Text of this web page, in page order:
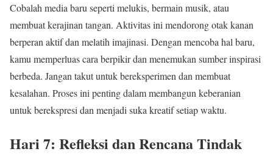
Cobalah media baru seperti melukis, bermain musik, atau
membuat kerajinan tangan. Aktivitas ini mendorong otak kanan
berperan aktif dan melatih imajinasi. Dengan mencoba hal baru,
kamu memperluas cara berpikir dan menemukan sumber inspirasi
berbeda. Jangan takut untuk bereksperimen dan membuat
kesalahan. Proses ini penting dalam membangun keberanian
untuk berekspresi dan menjadi suka kreatif setiap waktu.
Hari 7: Refleksi dan Rencana Tindak